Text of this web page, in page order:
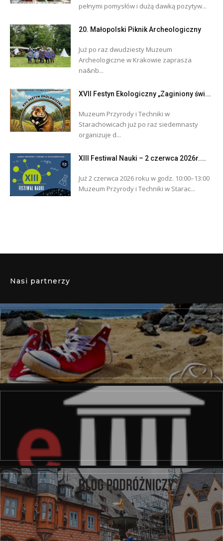
pełnymi pomysłów i dużą dawką pozytyw...
20. Małopolski Piknik Archeologiczny
Już po raz dwudziesty Muzeum
Archeologiczne w Krakowie zaprasza
na&nb...
XVII Festyn Ekologiczny „Zaginiony świ...
Muzeum Przyrody i Techniki w
Starachowicach już po raz siedemnasty
organizuje d...
XIII Festiwal Nauki – 2 czerwca 2026r....
Już 2 czerwca 2026 roku w godz. 10:00–13:00
Muzeum Przyrody i Techniki w Starac...
Nasi partnerzy